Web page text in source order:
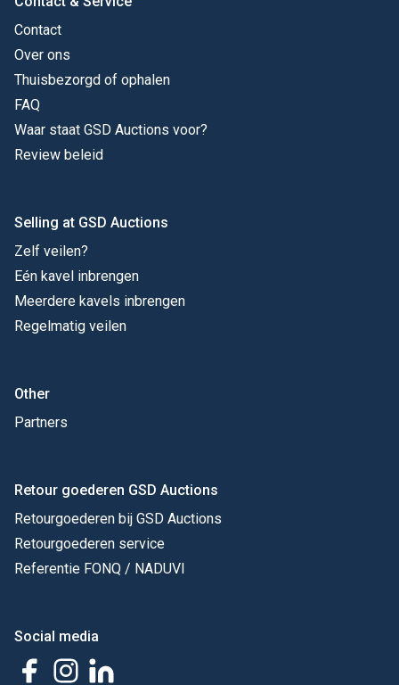
Contact
Over ons
Thuisbezorgd of ophalen
FAQ
Waar staat GSD Auctions voor?
Review beleid
Selling at GSD Auctions
Zelf veilen?
Eén kavel inbrengen
Meerdere kavels inbrengen
Regelmatig veilen
Other
Partners
Retour goederen GSD Auctions
Retourgoederen bij GSD Auctions
Retourgoederen service
Referentie FONQ / NADUVI
Social media